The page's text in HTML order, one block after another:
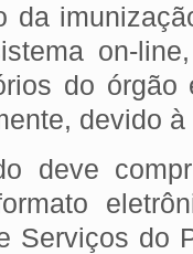
da
on-
do
devido
deve
Serviços do